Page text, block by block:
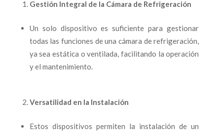
Gestión Integral de la Cámara de Refrigeración
Un solo dispositivo es suficiente para gestionar
todas las funciones de una cámara de refrigeración,
ya sea estática o ventilada, facilitando la operación
y el mantenimiento.
Versatilidad en la Instalación
Estos dispositivos permiten la instalación de un